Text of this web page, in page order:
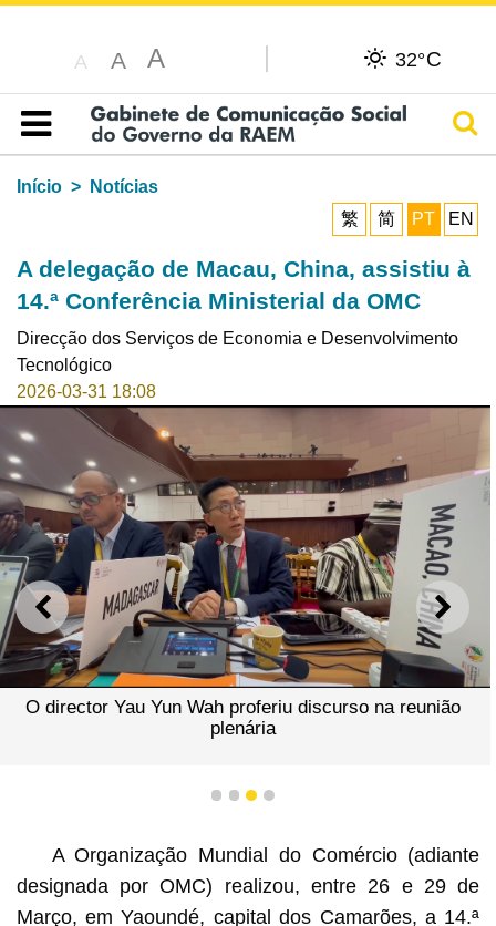
A A A 32°C
Índice
Início
Notícias
繁
简 PT EN
A delegação de Macau, China, assistiu à
14.ª Conferência Ministerial da OMC
Direcção dos Serviços de Economia e Desenvolvimento
Tecnológico
2026-03-31 18:08
ANTERIOR
O director Yau Yun Wah proferiu discurso na reunião
plenária
1 2 3 4
A Organização Mundial do Comércio (adiante
designada por OMC) realizou, entre 26 e 29 de
Março, em Yaoundé, capital dos Camarões, a 14.ª